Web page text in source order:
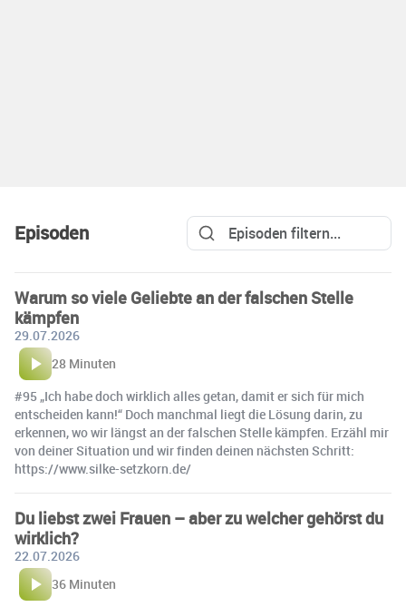
Episoden
Warum so viele Geliebte an der falschen Stelle
kämpfen
29.07.2026
28 Minuten
#95 „Ich habe doch wirklich alles getan, damit er sich für mich
entscheiden kann!“ Doch manchmal liegt die Lösung darin, zu
erkennen, wo wir längst an der falschen Stelle kämpfen. Erzähl mir
von deiner Situation und wir finden deinen nächsten Schritt:
https://www.silke-setzkorn.de/
Du liebst zwei Frauen – aber zu welcher gehörst du
wirklich?
22.07.2026
36 Minuten